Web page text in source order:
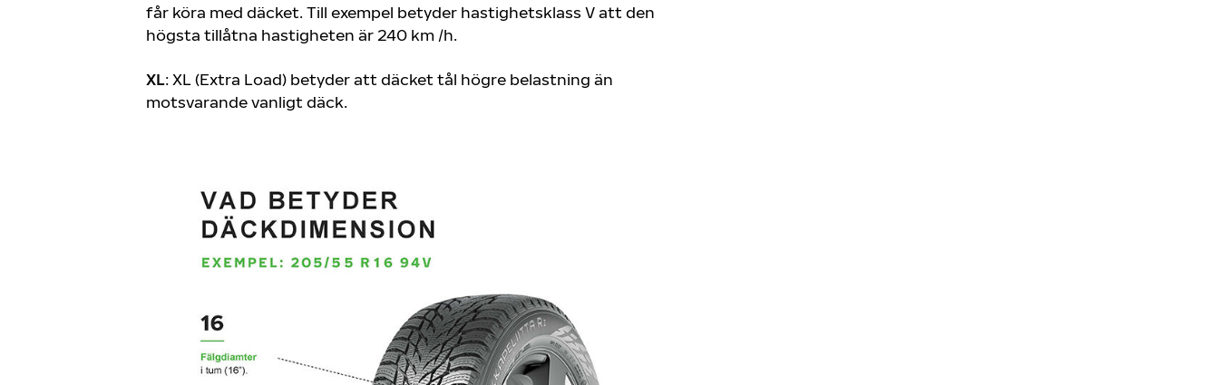
får köra med däcket. Till exempel betyder hastighetsklass V att den
högsta tillåtna hastigheten är 240 km /h.
XL: XL (Extra Load) betyder att däcket tål högre belastning än
motsvarande vanligt däck.